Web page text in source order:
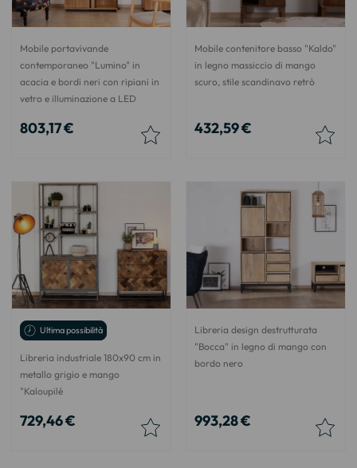
Mobile portavivande
contemporaneo "Lumino" in
acacia e bordi neri con ripiani in
vetro e illuminazione a LED
803,17 €
Mobile contenitore basso "Kaldo"
in legno massiccio di mango
scuro, stile scandinavo retrò
432,59 €
Ultima possibilità
Libreria industriale 180x90 cm in
metallo grigio e mango
"Kaloupilé
729,46 €
Libreria design destrutturata
"Bocca" in legno di mango con
bordo nero
993,28 €